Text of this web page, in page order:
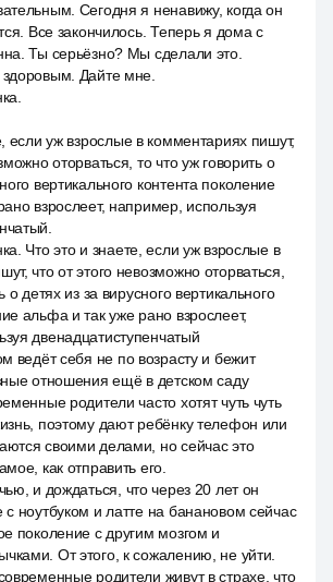
Сегодня я ненавижу, когда он
Все закончилось. Теперь я дома с
Ты серьёзно? Мы сделали это.
Дайте мне.
если уж взрослые в комментариях пишут,
оторваться, то что уж говорить о
вертикального контента поколение
взрослеет, например, используя
Что это и знаете, если уж взрослые в
что от этого невозможно оторваться,
о детях из за вирусного вертикального
альфа и так уже рано взрослеет,
двенадцатиступенчатый
ведёт себя не по возрасту и бежит
отношения ещё в детском саду
родители часто хотят чуть чуть
поэтому дают ребёнку телефон или
своими делами, но сейчас это
как отправить его.
и дождаться, что через 20 лет он
с ноутбуком и латте на банановом сейчас
поколение с другим мозгом и
От этого, к сожалению, не уйти.
родители живут в страхе, что